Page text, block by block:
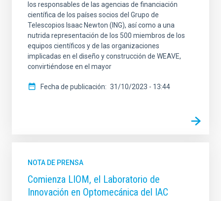
los responsables de las agencias de financiación
científica de los países socios del Grupo de
Telescopios Isaac Newton (ING), así como a una
nutrida representación de los 500 miembros de los
equipos científicos y de las organizaciones
implicadas en el diseño y construcción de WEAVE,
convirtiéndose en el mayor
Fecha de publicación 31/10/2023 - 13:44
NOTA DE PRENSA
Comienza LIOM, el Laboratorio de
Innovación en Optomecánica del IAC